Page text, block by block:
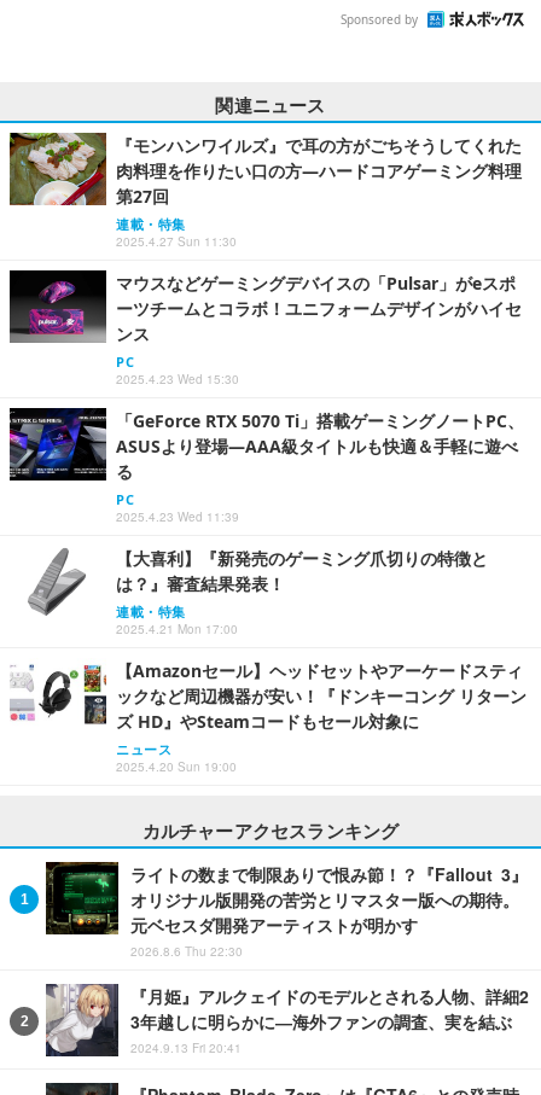
Sponsored by
関連ニュース
『モンハンワイルズ』で耳の方がごちそうしてくれた
肉料理を作りたい口の方―ハードコアゲーミング料理
第27回
連載・特集
2025.4.27 Sun 11:30
マウスなどゲーミングデバイスの「Pulsar」がeスポ
ーツチームとコラボ！ユニフォームデザインがハイセ
ンス
PC
2025.4.23 Wed 15:30
「GeForce RTX 5070 Ti」搭載ゲーミングノートPC、
ASUSより登場―AAA級タイトルも快適＆手軽に遊べ
る
PC
2025.4.23 Wed 11:39
【大喜利】『新発売のゲーミング爪切りの特徴と
は？』審査結果発表！
連載・特集
2025.4.21 Mon 17:00
【Amazonセール】ヘッドセットやアーケードスティ
ックなど周辺機器が安い！『ドンキーコング リターン
ズ HD』やSteamコードもセール対象に
ニュース
2025.4.20 Sun 19:00
カルチャーアクセスランキング
ライトの数まで制限ありで恨み節！？『Fallout 3』
オリジナル版開発の苦労とリマスター版への期待。
元ベセスダ開発アーティストが明かす
2026.8.6 Thu 22:30
『月姫』アルクェイドのモデルとされる人物、詳細2
3年越しに明らかに―海外ファンの調査、実を結ぶ
2024.9.13 Fri 20:41